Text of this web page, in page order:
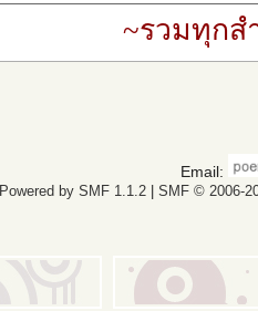
~รวมทุกส
Email:
Powered by SMF 1.1.2| SMF © 2006-